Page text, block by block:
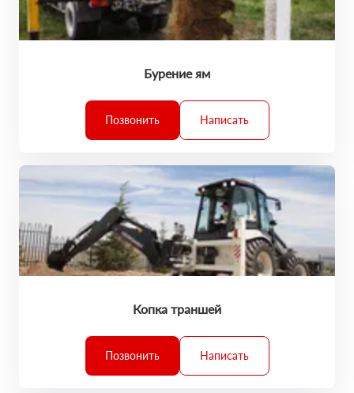
Бурение ям
Позвонить Написать
Копка траншей
Позвонить Написать